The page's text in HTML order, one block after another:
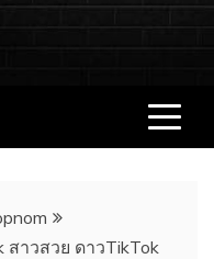
หุ่นเอ็กซ์
สาวสวย ดาวTikTok